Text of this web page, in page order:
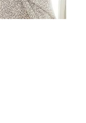
ｗｗ「休み」